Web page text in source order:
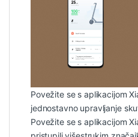
Povežite se s aplikacijom
jednostavno upravljanje
Povežite se s aplikacijom